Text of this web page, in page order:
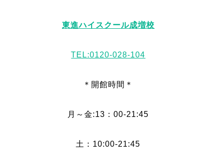
東進ハイスクール成増校
TEL:0120-028-104
＊開館時間＊
月～金:13：00-21:45
土：10:00-21:45